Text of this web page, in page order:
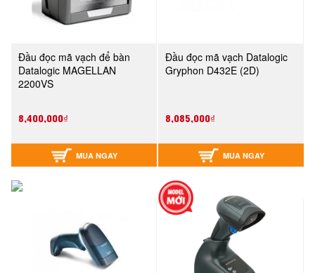
Đầu đọc mã vạch để bàn
Datalogic MAGELLAN
2200VS
8,400,000₫
MUA NGAY
Đầu đọc mã vạch Datalogic
Gryphon D432E (2D)
8,085,000₫
MUA NGAY